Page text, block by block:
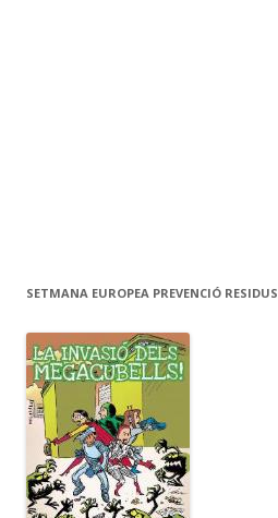
SETMANA EUROPEA PREVENCIÓ RESIDUS